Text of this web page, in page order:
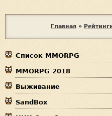
ы
з
д
е
с
Главная »
Список MMORPG
MMORPG 2018
Выживание
SandBox